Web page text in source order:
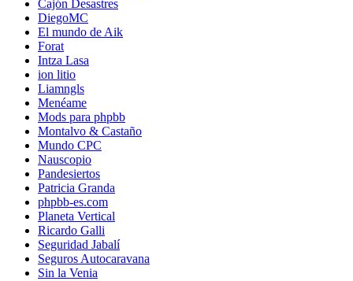
Cajón Desastres
DiegoMC
El mundo de Aik
Forat
Intza Lasa
ion litio
Liamngls
Menéame
Mods para phpbb
Montalvo & Castaño
Mundo CPC
Nauscopio
Pandesiertos
Patricia Granda
phpbb-es.com
Planeta Vertical
Ricardo Galli
Seguridad Jabalí
Seguros Autocaravana
Sin la Venia